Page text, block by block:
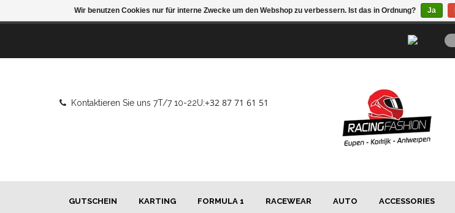
Kontaktieren Sie uns 7T/7 10-22U:+32 87 71 61 51
GUTSCHEIN KARTING FORMULA 1 RACEWEAR AUTO ACCESSORIES
Wir benutzen Cookies nur für interne Zwecke um den Webshop zu verbessern. Ist das in Ordnung? Ja